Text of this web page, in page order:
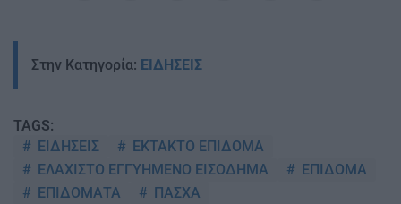
Στην Κατηγορία: ΕΙΔΗΣΕΙΣ
TAGS:
ΕΙΔΗΣΕΙΣ
ΕΚΤΑΚΤΟ ΕΠΙΔΟΜΑ
ΕΛΑΧΙΣΤΟ ΕΓΓΥΗΜΕΝΟ ΕΙΣΟΔΗΜΑ
ΕΠΙΔΟΜΑ
ΕΠΙΔΟΜΑΤΑ
ΠΑΣΧΑ